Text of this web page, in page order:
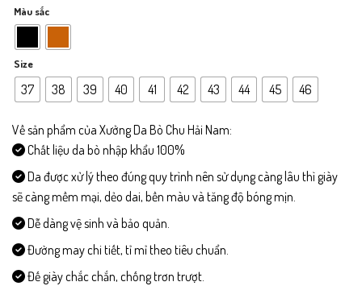
499,000 ₫.là:
379,000 ₫.
Màu sắc
Size
37 38 39 40 41 42 43 44 45 46
Về sản phẩm của Xưởng Da Bò Chu Hải Nam:
Chất liệu da bò nhập khẩu 100%
Da được xử lý theo đúng quy trình nên sử dụng càng lâu thì giày
sẽ càng mềm mại, dẻo dai, bền màu và tăng độ bóng mịn.
Dễ dàng vệ sinh và bảo quản.
Đường may chi tiết, tỉ mỉ theo tiêu chuẩn.
Đế giày chắc chắn, chống trơn trượt.